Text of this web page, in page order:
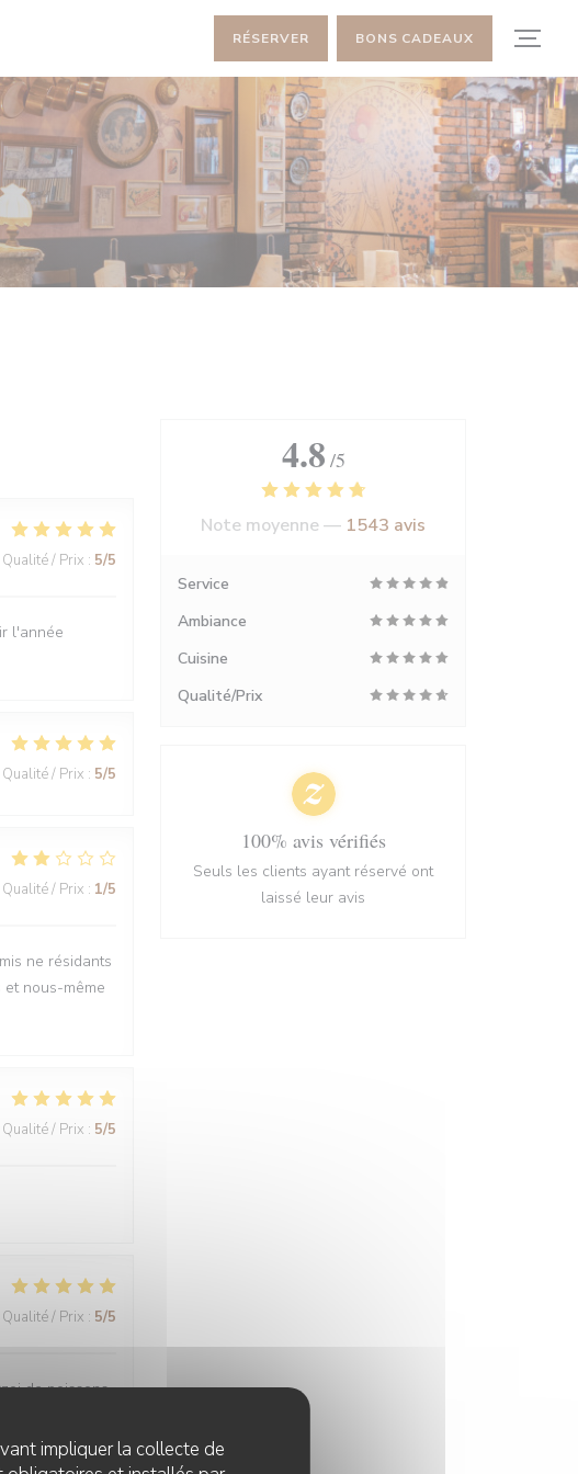
impliquer la collecte de
RÉSERVER BONS CADEAUX
Qualité / Prix : 5/5
l'année
Qualité / Prix : 5/5
Qualité / Prix : 1/5
ne résidants
nous-même
Qualité / Prix : 5/5
Qualité / Prix : 5/5
de poissons
4.8 /5
Note moyenne — 1543 avis
Service
Ambiance
Cuisine
Qualité/Prix
100% avis vérifiés
Seuls les clients ayant réservé ont
laissé leur avis